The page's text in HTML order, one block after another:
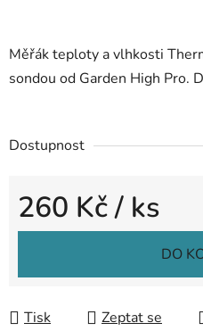
Měřák teploty a vlhkosti
sondou od Garden High Pro.
Dostupnost
260 Kč/ ks
Měrná cena:
DO
Tisk Zeptat se